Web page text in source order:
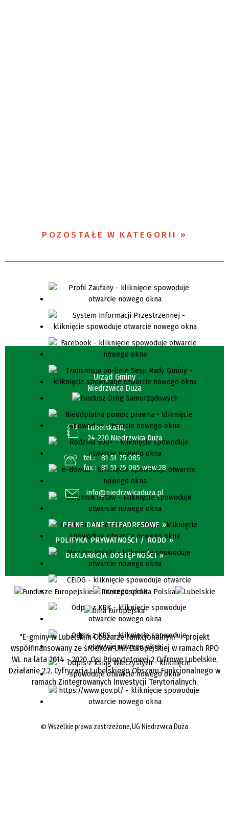
POZOSTAŁE W KATEGORII
Urząd Gminy
Niedrzwica Duża
Lubelska30,
24-220 Niedrzwica Duża
tel.:
81 51 75 085
fax.:
81 51 75 085 wew.28
info@niedrzwicaduza.pl
PEŁNE DANE TELEADRESOWE »
POLITYKA PRYWATNOŚCI / RODO »
DEKLARACJA DOSTĘPNOŚCI »
"E-gminy w Lubelskim Obszarze Funkcjonalnym" - projekt
współfinansowany ze środków Unii Europejskiej w ramach RPO
WL na lata 2014 - 2020, Osi Priorytetowej 2 Cyfrowe Lubelskie,
Działanie 2.2. Cyfryzacja Lubelskiego Obszaru Funkcjonalnego w
ramach Zintegrowanych Inwestycji Terytorialnych.
©Wszelkie prawa zastrzeżone, UG Niedrzwica Duża